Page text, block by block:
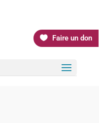
Faire un don